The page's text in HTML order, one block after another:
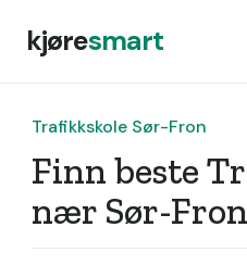
kjøresmart
Trafikkskole Sør-Fron
Finn beste
nær Sør-Fron